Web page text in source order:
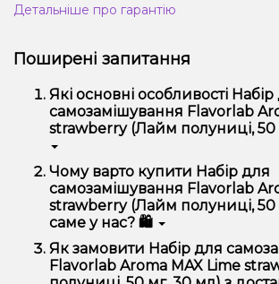
Детальніше про гарантію
Поширені запитання
Які основні особливості
самозамішування Flavorlab
strawberry (Лайм полуниці, 50
Набір для самозамішування
Lime strawberry (Лайм полуниці, 50
відрізняється високою якістю,
використання та надійністю.
Чому варто купити Набір для
самозамішування Flavorlab
strawberry (Лайм полуниці, 50
саме у нас? 🛍️
Ми пропонуємо тільки оригінальну
широкий асортимент, вигідні ціни
доставку. Крім того, у нас регулярні
Як замовити Набір для
Flavorlab Aroma MAX Lime